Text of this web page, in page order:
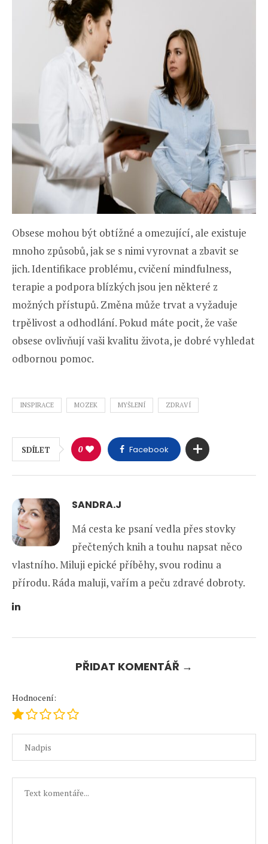
Obsese mohou být obtížné a omezující, ale existuje
mnoho způsobů, jak se s nimi vyrovnat a zbavit se
jich. Identifikace problému, cvičení mindfulness,
terapie a podpora blízkých jsou jen některé z
možných přístupů. Změna může trvat a vyžaduje
trpělivost a odhodlání. Pokud máte pocit, že vaše
obsese ovlivňují vaši kvalitu života, je dobré vyhledat
odbornou pomoc.
INSPIRACE MOZEK MYŠLENÍ ZDRAVÍ
SDÍLET 0 Facebook
SANDRA.J
Má cesta ke psaní vedla přes stovky
přečtených knih a touhu napsat něco
vlastního. Miluji epické příběhy, svou rodinu a
přírodu. Ráda maluji, vařím a peču zdravé dobroty.
PŘIDAT KOMENTÁŘ →
Hodnocení: